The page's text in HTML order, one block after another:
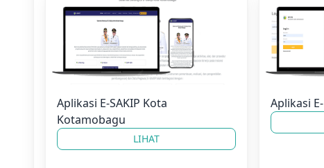
Aplikasi E-SAKIP Kota
Kotamobagu
LIHAT
Aplikasi